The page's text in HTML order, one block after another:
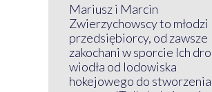
Mariusz i Marcin
Zwierzychowscy to młodzi
przedsiębiorcy, od zawsze
zakochani w sporcie Ich
wiodła od lodowiska
hokejowego do stworzenia